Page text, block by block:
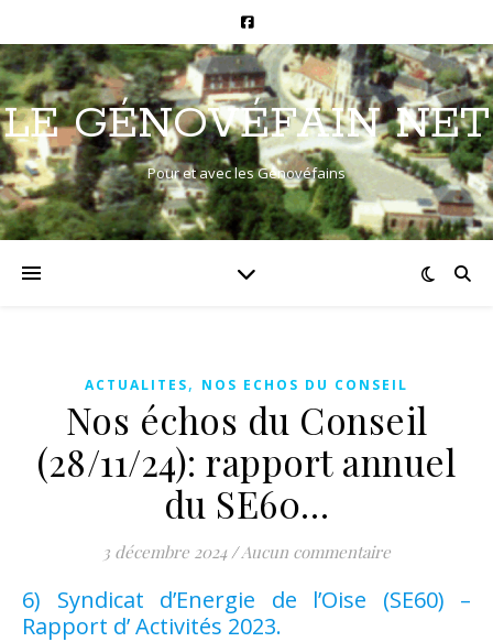
LE GÉNOVÉFAIN NET
Pour et avec les Génovéfains
ACTUALITES, NOS ECHOS DU CONSEIL
Nos échos du Conseil
(28/11/24): rapport annuel
du SE60…
3 décembre 2024 /Aucun commentaire
6) Syndicat d’Energie de l’Oise (SE60) –
Rapport d’ Activités 2023.